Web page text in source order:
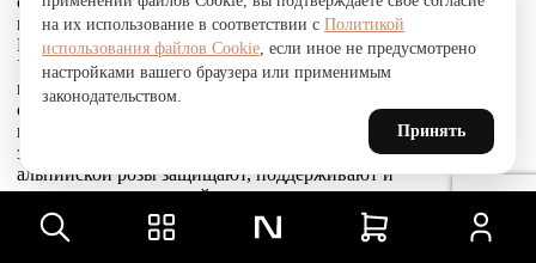
выработку коллагена, эластина и гликозаминогликанов.
Комплекс Telosense Active продлевает жизнь клеток.
Укрепляющий пептид восстанавливает и усиливает связи
между фибробластами и внеклеточным матриксом,
стимулирует выработку коллагена I и VI типов, обеспечивая
прочное соединение эпидермиса и дермы, что приводит к
заметному сокращению морщин. Стволовые клетки
альпийской розы защищают, поддерживают и
восстанавливают устойчивость кожи к агрессивным
факторам окружающей среды и преждевременному
старению, улучшают барьерные свойства.
на их использование в соответствии с Политикой
использования файлов Cookie, если иное не предусмотрено
настройками вашего браузера или применимым
законодательством.
Принять